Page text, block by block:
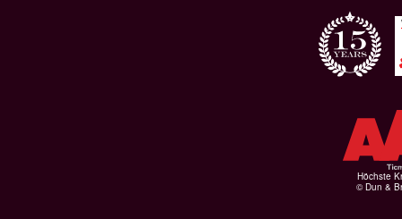
Höchste
© Dun &